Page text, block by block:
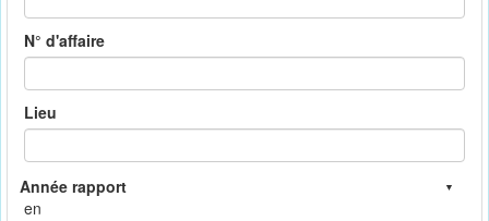
N° d'affaire
Lieu
en